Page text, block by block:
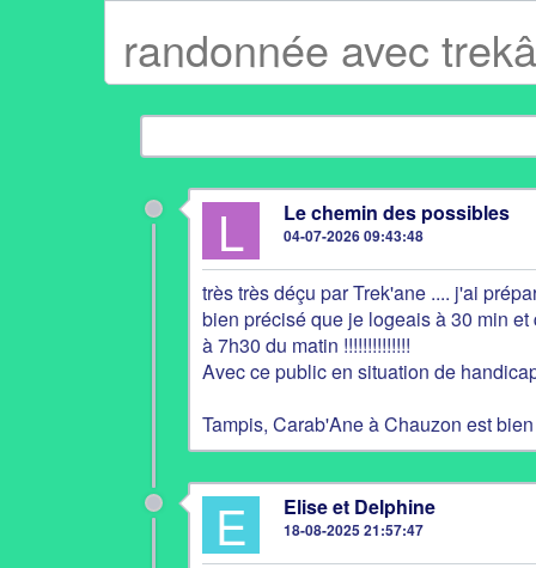
randonnée avec
L Le chemin des possibles
04-07-2026 09:43:48
très très déçu par Trek'ane .... j'ai
bien précisé que je logeais à 30 min
à 7h30 du matin !!!!!!!!!!!!!!
Avec ce public en situation de
Tampis, Carab'Ane à Chauzon est
E Elise et Delphine
18-08-2025 21:57:47